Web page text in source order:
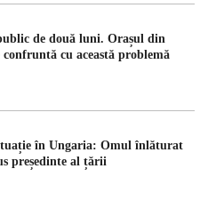
de două luni. Orașul din
confruntă cu această problemă
în Ungaria: Omul înlăturat
președinte al țării